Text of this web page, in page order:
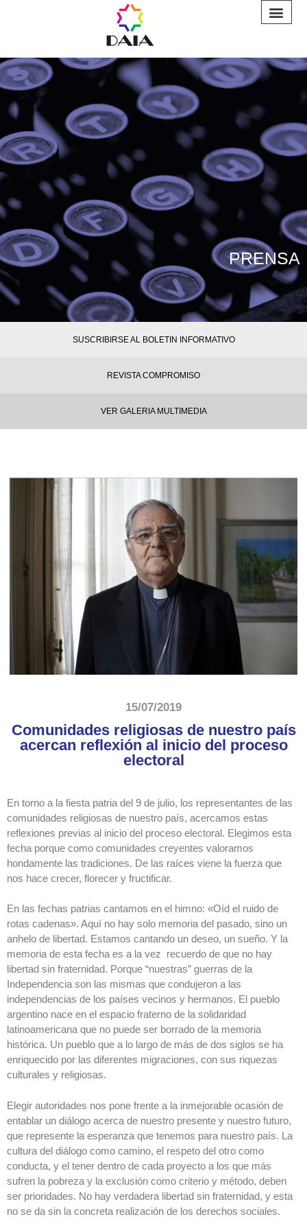
PRENSA
SUSCRIBIRSE AL BOLETIN INFORMATIVO
REVISTA COMPROMISO
VER GALERIA MULTIMEDIA
15/07/2019
Comunidades religiosas de nuestro país
acercan reflexión al inicio del proceso
electoral
En torno a la fiesta patria del 9 de julio, los representantes de las
comunidades religiosas de nuestro país, acercamos estas
reflexiones previas al inicio del proceso electoral. Elegimos esta
fecha porque como comunidades creyentes valoramos
hondamente las tradiciones. De las raíces viene la fuerza que
nos hace crecer, florecer y fructificar.
En las fechas patrias cantamos en el himno: «Oíd el ruido de
rotas cadenas». Aquí no hay solo memoria del pasado, sino un
anhelo de libertad. Estamos cantando un deseo, un sueño. Y la
memoria de esta fecha es a la vez recuerdo de que no hay
libertad sin fraternidad. Porque “nuestras” guerras de la
Independencia son las mismas que condujeron a las
independencias de los países vecinos y hermanos. El pueblo
argentino nace en el espacio fraterno de la solidaridad
latinoamericana que no puede ser borrado de la memoria
histórica. Un pueblo que a lo largo de más de dos siglos se ha
enriquecido por las diferentes migraciones, con sus riquezas
culturales y religiosas.
Elegir autoridades nos pone frente a la inmejorable ocasión de
entablar un diálogo acerca de nuestro presente y nuestro futuro,
que represente la esperanza que tenemos para nuestro país. La
cultura del diálogo como camino, el respeto del otro como
conducta, y el tener dentro de cada proyecto a los que más
sufren la pobreza y la exclusión como criterio y método, deben
ser prioridades. No hay verdadera libertad sin fraternidad, y esta
no se da sin la concreta realización de los derechos sociales.